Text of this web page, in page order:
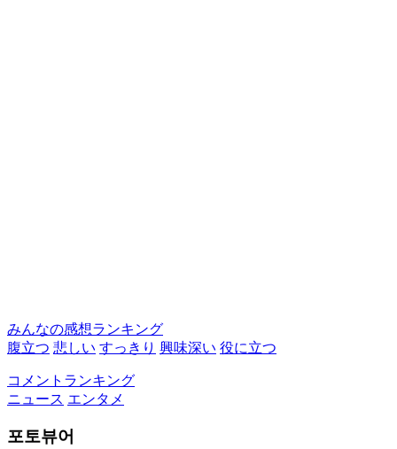
みんなの感想ランキング
腹立つ 悲しい すっきり 興味深い 役に立つ
コメントランキング
ニュース エンタメ
포토뷰어